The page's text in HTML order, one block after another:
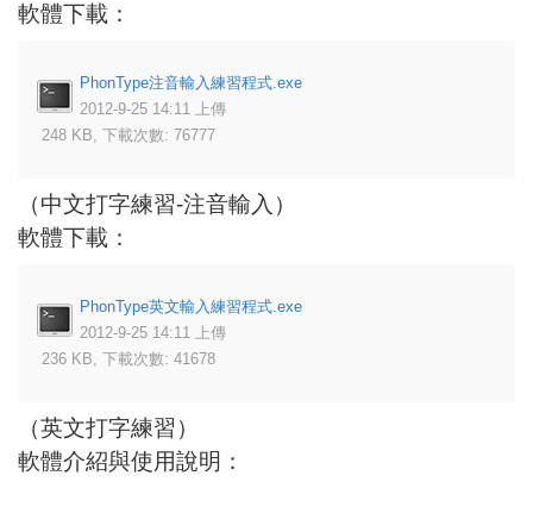
軟體下載：
PhonType注音輸入練習程式.exe
2012-9-25 14:11 上傳
248 KB, 下載次數: 76777
（中文打字練習-注音輸入）
軟體下載：
PhonType英文輸入練習程式.exe
2012-9-25 14:11 上傳
236 KB, 下載次數: 41678
（英文打字練習）
軟體介紹與使用說明：